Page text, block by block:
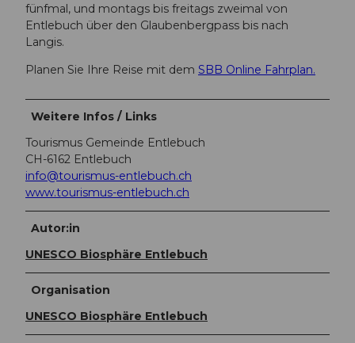
fünfmal, und montags bis freitags zweimal von
Entlebuch über den Glaubenbergpass bis nach
Langis.
Planen Sie Ihre Reise mit dem SBB Online Fahrplan.
Weitere Infos / Links
Tourismus Gemeinde Entlebuch
CH-6162 Entlebuch
info@tourismus-entlebuch.ch
www.tourismus-entlebuch.ch
Autor:in
UNESCO Biosphäre Entlebuch
Organisation
UNESCO Biosphäre Entlebuch